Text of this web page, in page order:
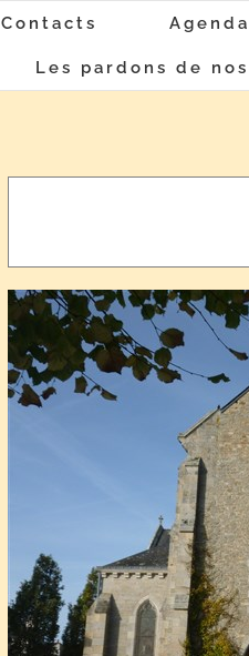
Contacts
Les pardons de